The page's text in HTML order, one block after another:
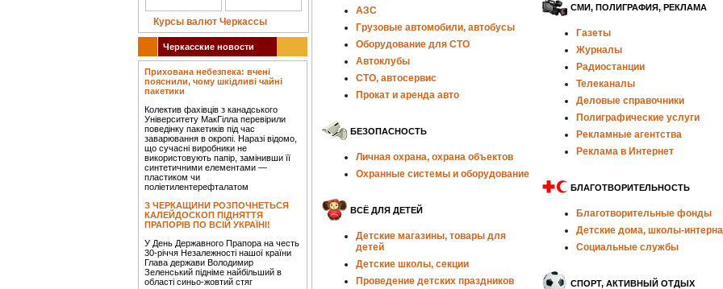
Курсы валют Черкассы
Черкасские новости
Прихована небезпека: вчені
пояснили, чому шкідливі чайні
пакетики
Колектив фахівців з канадського
Університету МакГілла перевірили
поведінку пакетиків під час
заварювання в окропі. Наразі відомо,
що сучасні виробники не
використовують папір, замінивши її
синтетичними елементами —
пластиком чи
поліетилентерефталатом
З ЧЕРКАЩИНИ РОЗПОЧНЕТЬСЯ
КАЛЕЙДОСКОП ПІДНЯТТЯ
ПРАПОРІВ ПО ВСІЙ УКРАЇНІ!
У День Державного Прапора на честь
30-річчя Незалежності нашої країни
Глава держави Володимир
Зеленський підніме найбільший в
області синьо-жовтий стяг
АЗС
Грузовые автомобили, автобусы
Оборудование для СТО
Автоклубы
СТО, автосервис
Прокат и аренда авто
БЕЗОПАСНОСТЬ
Личная охрана, охрана объектов
Охранные системы и оборудование
ВСЁ ДЛЯ ДЕТЕЙ
Детские магазины, товары для
детей
Детские школы, секции
Проведение детских праздников
СМИ, ПОЛИГРАФИЯ, РЕКЛАМА
Газеты
Журналы
Радиостанции
Телеканалы
Деловые справочники
Полиграфические услуги
Рекламные агентства
Реклама в Интернет
БЛАГОТВОРИТЕЛЬНОСТЬ
Благотворительные фонды
Детские дома, школы-
Социальные службы
СПОРТ, АКТИВНЫЙ ОТДЫХ